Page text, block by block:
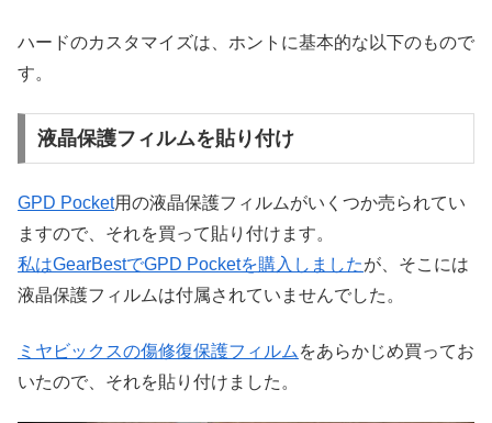
ハードのカスタマイズは、ホントに基本的な以下のもので
す。
液晶保護フィルムを貼り付け
GPD Pocket用の液晶保護フィルムがいくつか売られてい
ますので、それを買って貼り付けます。
私はGearBestでGPD Pocketを購入しましたが、そこには
液晶保護フィルムは付属されていませんでした。
ミヤビックスの傷修復保護フィルム をあらかじめ買ってお
いたので、それを貼り付けました。